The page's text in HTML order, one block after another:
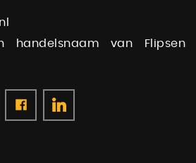
handelsnaam van Flipsen